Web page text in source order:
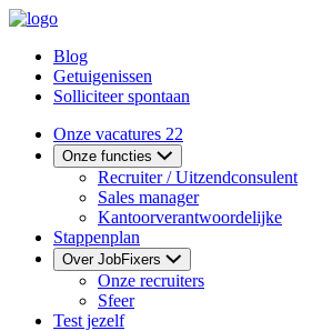
Blog
Getuigenissen
Solliciteer spontaan
Onze vacatures 22
Onze functies
Recruiter / Uitzendconsulent
Sales manager
Kantoorverantwoordelijke
Stappenplan
Over JobFixers
Onze recruiters
Sfeer
Test jezelf